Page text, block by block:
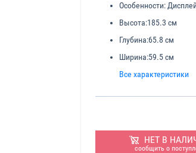
Особенности:
Высота:185.3 см
Глубина:65.8 см
Ширина:59.5 см
Все характеристики
НЕТ В
сообщить о